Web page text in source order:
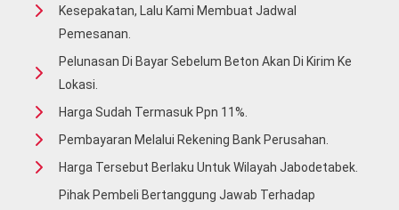
Kesepakatan, Lalu Kami Membuat Jadwal
Pemesanan.
Pelunasan Di Bayar Sebelum Beton Akan Di Kirim Ke
Lokasi.
Harga Sudah Termasuk Ppn 11%.
Pembayaran Melalui Rekening Bank Perusahan.
Harga Tersebut Berlaku Untuk Wilayah Jabodetabek.
Pihak Pembeli Bertanggung Jawab Terhadap